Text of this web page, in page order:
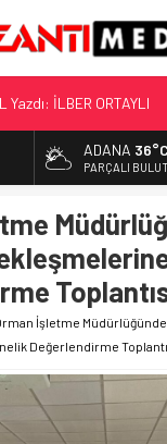
Yazdı: İLBER ORTAYLI
MEZARI
Buzdolabı Uyarısı
ADANA 36°C
PARÇALI
İşletme Müdürlüğünde
Değerlendirme